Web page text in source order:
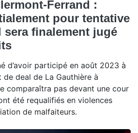
Ferrand :
pour tentative
sera finalement jugé
d’avoir participé en août 2023 à
deal de La Gauthière à
comparaîtra pas devant une cour
été requalifiés en violences
de malfaiteurs.